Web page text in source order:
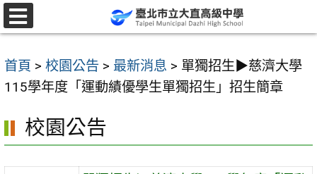
跳
至
要
內
區
首頁 > 校園公告 > 最新消息 > 單獨招生▶︎慈濟大學
115學年度「運動績優學生單獨招生」招生簡章
校園公告
選
單